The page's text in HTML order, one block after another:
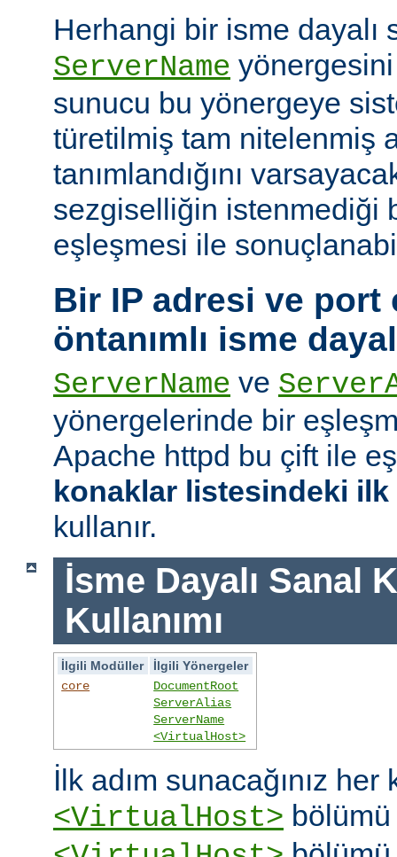
Herhangi bir isme dayalı
ServerName
sunucu bu yönergeye
türetilmiş tam nitelenmiş
tanımlandığını
sezgiselliğin istenmediği
eşleşmesi ile
Bir IP adresi ve
öntanımlı isme
ServerName ve
yönergelerinde bir
Apache httpd bu çift ile
konaklar listesindeki ilk
kullanır.
İsme Dayalı Sanal
Kullanımı
İlgili Modüller
İlgili Yönergeler
core
DocumentRoot
ServerAlias
ServerName
<VirtualHost>
İlk adım sunacağınız
<VirtualHost> bölümü